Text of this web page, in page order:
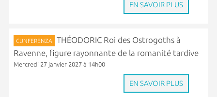
EN SAVOIR PLUS
CUNFERENZA
THÉODORIC Roi des Ostrogoths à
Ravenne, figure rayonnante de la romanité tardive
Mercredi 27 janvier 2027 à 14h00
EN SAVOIR PLUS